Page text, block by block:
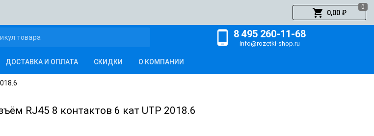
shopping_cart 0,00 ₽
0
phone_android 8 495 260-11-68
info@rozetki-shop.ru
ДОСТАВКА И ОПЛАТА СКИДКИ О КОМПАНИИ
RJ45 8 контактов 6 кат UTP 2018.6